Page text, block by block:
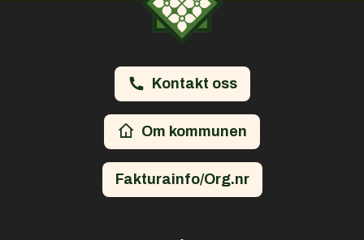
Kontakt oss
Om kommunen
Fakturainfo/Org.nr